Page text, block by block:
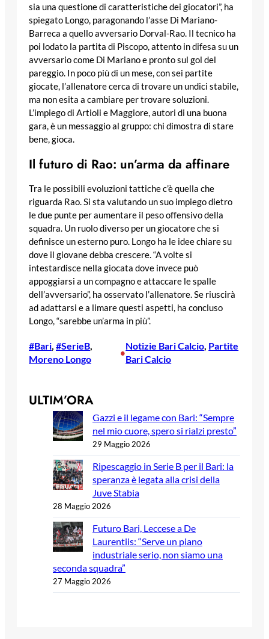
sia una questione di caratteristiche dei giocatori”, ha
spiegato Longo, paragonando l’asse Di Mariano-
Barreca a quello avversario Dorval-Rao. Il tecnico ha
poi lodato la partita di Piscopo, attento in difesa su un
avversario come Di Mariano e pronto sul gol del
pareggio. In poco più di un mese, con sei partite
giocate, l’allenatore cerca di trovare un undici stabile,
ma non esita a cambiare per trovare soluzioni.
L’impiego di Artioli e Maggiore, autori di una buona
gara, è un messaggio al gruppo: chi dimostra di stare
bene, gioca.
Il futuro di Rao: un’arma da affinare
Tra le possibili evoluzioni tattiche c’è quella che
riguarda Rao. Si sta valutando un suo impiego dietro
le due punte per aumentare il peso offensivo della
squadra. Un ruolo diverso per un giocatore che si
definisce un esterno puro. Longo ha le idee chiare su
dove il giovane debba crescere. “A volte si
intestardisce nella giocata dove invece può
appoggiarsi a un compagno e attaccare le spalle
dell’avversario”, ha osservato l’allenatore. Se riuscirà
ad adattarsi e a limare questi aspetti, ha concluso
Longo, “sarebbe un’arma in più”.
#Bari #SerieB
Moreno Longo
•
Notizie Bari Calcio Partite
Bari Calcio
ULTIM’ORA
Gazzi e il legame con Bari: “Sempre
nel mio cuore, spero si rialzi presto”
29 Maggio 2026
Ripescaggio in Serie B per il Bari: la
speranza è legata alla crisi della
Juve Stabia
28 Maggio 2026
Futuro Bari, Leccese a De
Laurentiis: “Serve un piano
industriale serio, non siamo una
seconda squadra”
27 Maggio 2026